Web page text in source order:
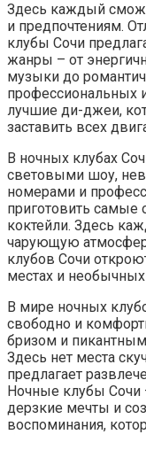
Здесь каждый
и предпочтениям.
клубы Сочи
жанры – от
музыки до
профессиональных
лучшие ди-джеи,
заставить всех
В ночных клубах
световыми шоу,
номерами и
приготовить самые
коктейли. Здесь
чарующую
клубов Сочи
местах и
В мире ночных
свободно и
бризом и
Здесь нет места
предлагает
Ночные клубы Сочи
дерзкие мечты и
воспоминания,